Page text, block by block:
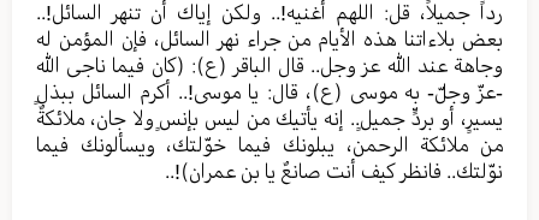
رداً جميلاً، قل: اللهم أغنيه!.. ولكن إياك أن تنهر السائل!..
بعض بلاءاتنا هذه الأيام من جراء نهر السائل، فإن المؤمن له
وجاهة عند الله عز وجل.. قال الباقر (ع): (كان فيما ناجى الله
-عزّ وجلّ- به موسى (ع)، قال: يا موسى!.. أكرم السائل ببذلٍ
يسيرٍ، أو بردٍّ جميلٍ.. إنه يأتيك من ليس بإنسٍ ولا جان، ملائكةٌ
من ملائكة الرحمن، يبلونك فيما خوّلتك، ويسألونك فيما
نوّلتك.. فانظر كيف أنت صانعٌ يا بن عمران)!..